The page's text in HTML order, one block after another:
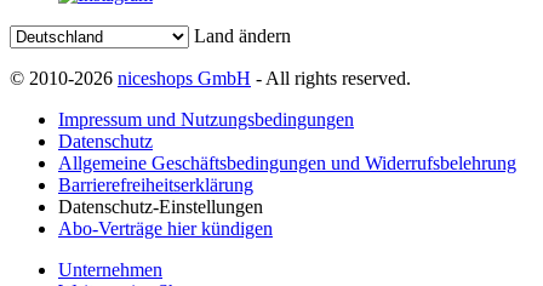
Land ändern
© 2010-2026 niceshops GmbH - All rights reserved.
Impressum und Nutzungsbedingungen
Datenschutz
Allgemeine Geschäftsbedingungen und Widerrufsbelehrung
Barrierefreiheitserklärung
Datenschutz-Einstellungen
Abo-Verträge hier kündigen
Unternehmen